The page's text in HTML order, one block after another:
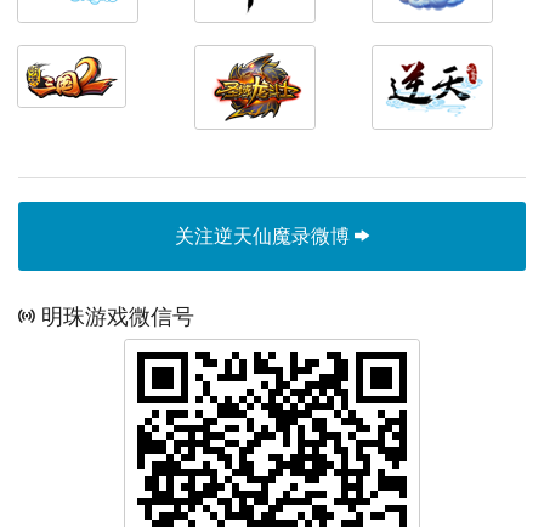
关注逆天仙魔录微博
明珠游戏微信号